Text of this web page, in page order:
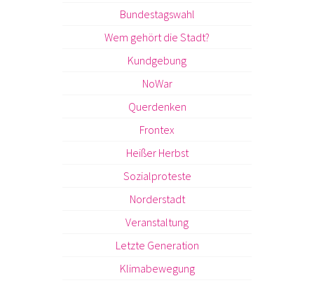
Bundestagswahl
Wem gehört die Stadt?
Kundgebung
NoWar
Querdenken
Frontex
Heißer Herbst
Sozialproteste
Norderstadt
Veranstaltung
Letzte Generation
Klimabewegung